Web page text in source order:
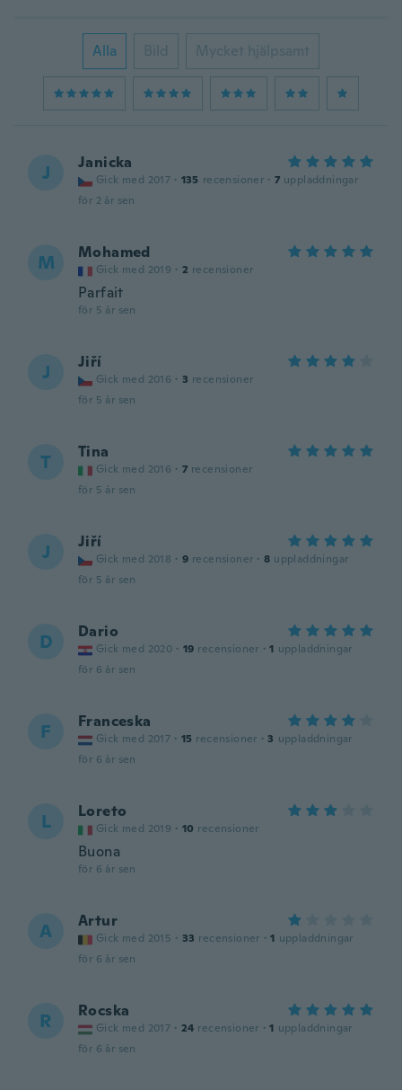
Alla Bild Mycket hjälpsamt
J Janicka
Gick med 2017 · 135 recensioner · 7 uppladdningar
för 2 år sen
M Mohamed
Gick med 2019 · 2 recensioner
Parfait
för 5 år sen
J Jiří
Gick med 2016 · 3 recensioner
för 5 år sen
T Tina
Gick med 2016 · 7 recensioner
för 5 år sen
J Jiří
Gick med 2018 · 9 recensioner · 8 uppladdningar
för 5 år sen
D Dario
Gick med 2020 · 19 recensioner · 1 uppladdningar
för 6 år sen
F Franceska
Gick med 2017 · 15 recensioner · 3 uppladdningar
för 6 år sen
L Loreto
Gick med 2019 · 10 recensioner
Buona
för 6 år sen
A Artur
Gick med 2015 · 33 recensioner · 1 uppladdningar
för 6 år sen
R Rocska
Gick med 2017 · 24 recensioner · 1 uppladdningar
för 6 år sen